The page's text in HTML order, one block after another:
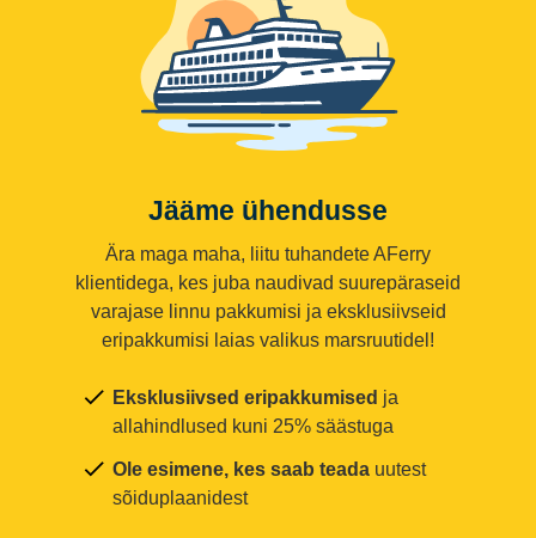
Jääme ühendusse
Ära maga maha, liitu tuhandete AFerry
klientidega, kes juba naudivad suurepäraseid
varajase linnu pakkumisi ja eksklusiivseid
eripakkumisi laias valikus marsruutidel!
Eksklusiivsed eripakkumised ja
allahindlused kuni 25% säästuga
Ole esimene, kes saab teada uutest
sõiduplaanidest